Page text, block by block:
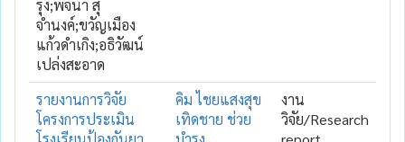
รุ่ง;พจนา สุ
จำนงค์;ขวัญเมือง
แก้วดำเกิง;อธิวัฒน์
เปล่งสะอาด
รายงานการวิจัย
โครงการประเมิน
คิม ไชยแสงสุข
เทิดชาย ช่วย
งาน
วิจัย/Research